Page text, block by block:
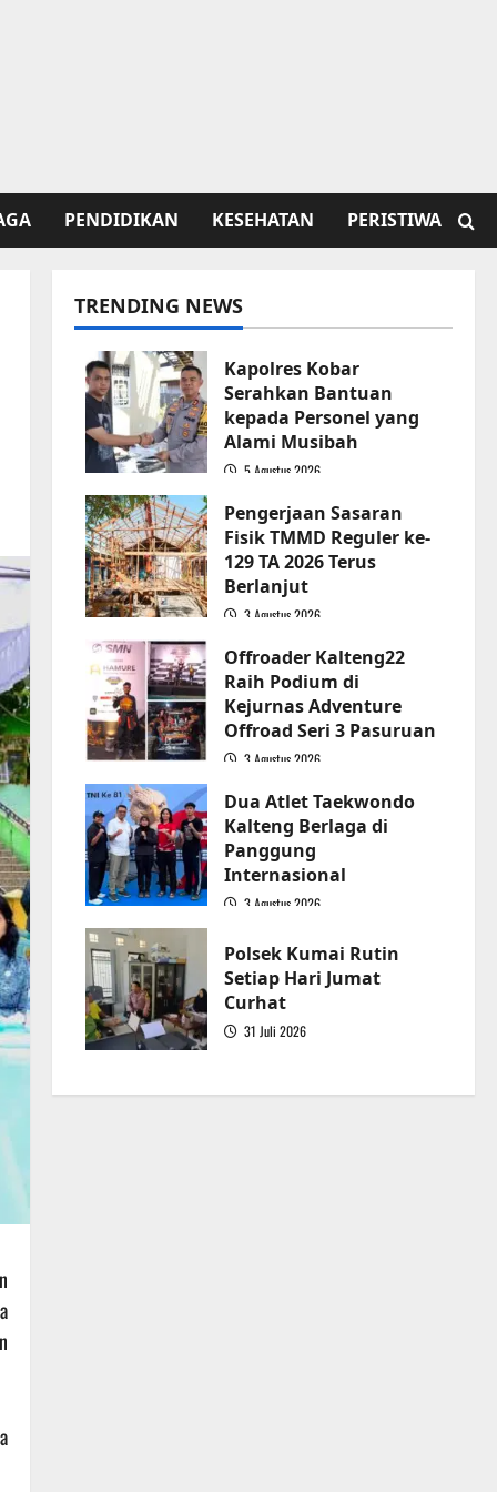
PENDIDIKAN KESEHATAN PERISTIWA
TRENDING NEWS
Kapolres Kobar
Serahkan Bantuan
kepada Personel yang
Alami Musibah
5 Agustus 2026
Pengerjaan Sasaran
Fisik TMMD Reguler ke-
129 TA 2026 Terus
Berlanjut
3 Agustus 2026
Offroader Kalteng22
Raih Podium di
Kejurnas Adventure
Offroad Seri 3 Pasuruan
3 Agustus 2026
Dua Atlet Taekwondo
Kalteng Berlaga di
Panggung
Internasional
3 Agustus 2026
Polsek Kumai Rutin
Setiap Hari Jumat
Curhat
31 Juli 2026